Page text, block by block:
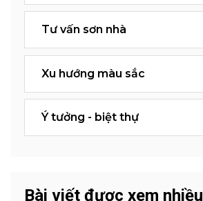
Tư vấn sơn nhà
Xu hướng màu sắc
Ý tưởng - biệt thự
Bài viết được xem nhiều